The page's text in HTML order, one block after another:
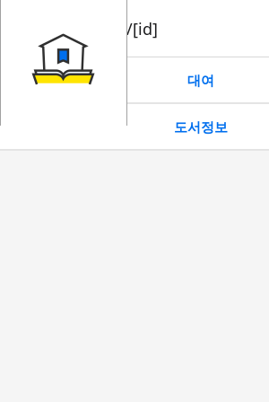
book/rent/[id]
대여
도서정보